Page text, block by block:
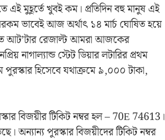
এই মুহূর্তে খুবই কম। প্রতিদিন বহু মানুষ এই
ভাবেই আজ অর্থাৎ ১৪ মার্চ ঘোষিত হয়ে
আট’টার রেজাল্ট আমরা আজকের
নাগাল্যান্ড স্টেট ডিয়ার লটারির প্রথম
হিসেবে যথাক্রমে ৯,০০০ টাকা,
বিজয়ীর টিকিট নম্বর হল – 70E 74613।
অন্যান্য পুরস্কার বিজয়ীদের টিকিট নম্বর